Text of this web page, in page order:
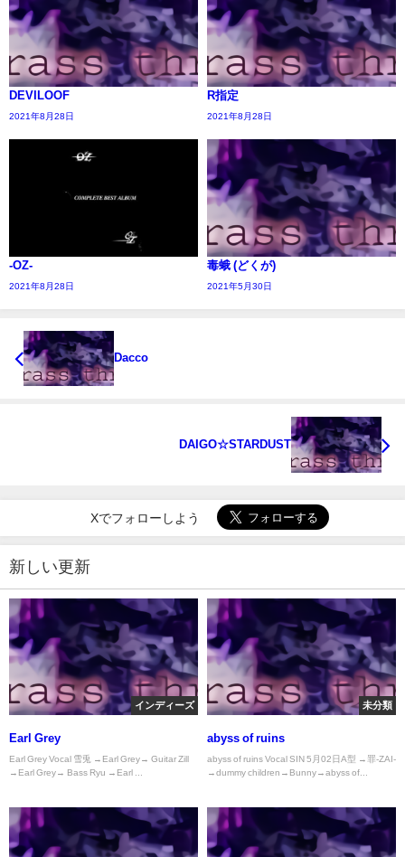
DEVILOOF
2021年8月28日
R指定
2021年8月28日
-OZ-
2021年8月28日
毒蛾 (どくが)
2021年5月30日
Dacco
DAIGO☆STARDUST
Xでフォローしよう
新しい更新
インディーズ
Earl Grey
Earl Grey Vocal 雪兎 →Earl Grey→ Guitar Zill
→Earl Grey→ Bass Ryu →Earl ...
未分類
abyss of ruins
abyss of ruins Vocal SIN 5月02日A型 →罪-ZAI-
→dummy children→Bunny→abyss of...